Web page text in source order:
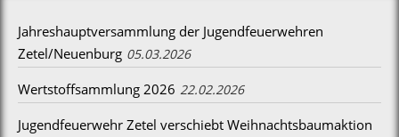
Jahreshauptversammlung der Jugendfeuerwehren
Zetel/Neuenburg 05.03.2026
Wertstoffsammlung 2026 22.02.2026
Jugendfeuerwehr Zetel verschiebt Weihnachtsbaumaktion